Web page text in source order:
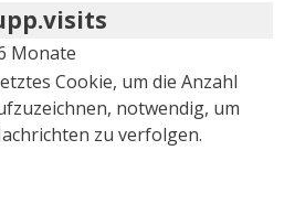
Monate
Cookie, um die Anzahl
notwendig, um
zu verfolgen.